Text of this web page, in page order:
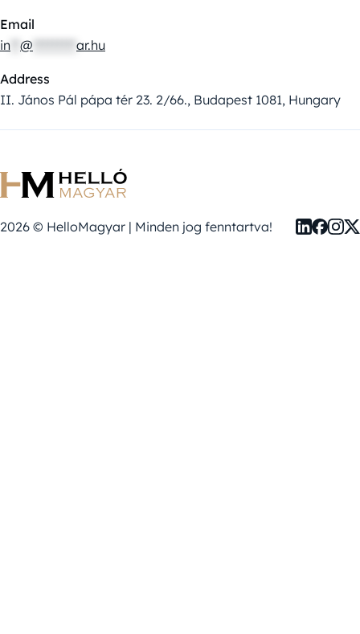
Email
in @ ar.hu
Address
II. János Pál pápa tér 23. 2/66., Budapest 1081, Hungary
2026 © HelloMagyar | Minden jog fenntartva!